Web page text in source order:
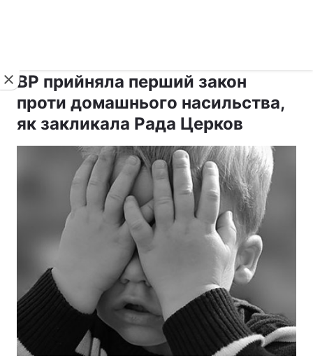
ВР прийняла перший закон
проти домашнього насильства,
як закликала Рада Церков